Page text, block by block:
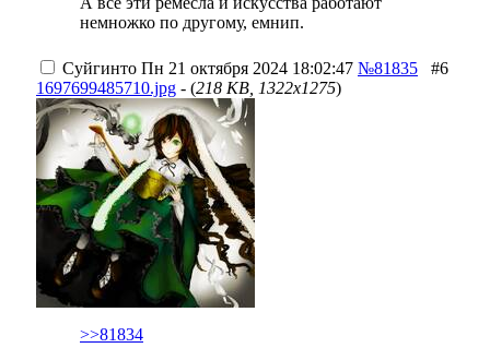
немножко по другому, емнип.
Суйгинто Пн 21 октября 2024 18:02:47 №81835
#6
1697699485710.jpg - (218 KB, 1322x1275)
>>81834